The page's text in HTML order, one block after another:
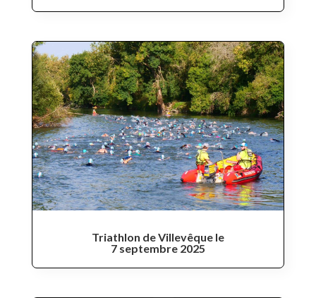
Triathlon de Villevêque le
7 septembre 2025